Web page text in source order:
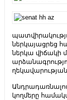
ներկայացրեց
ներկա վիճակի
կողմերը